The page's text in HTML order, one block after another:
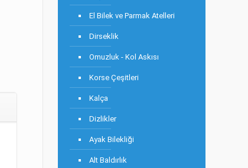
El Bilek ve Parmak Atelleri
Dirseklik
Omuzluk - Kol Askısı
Korse Çeşitleri
Kalça
Dizlikler
Ayak Bilekliği
Alt Baldırlık